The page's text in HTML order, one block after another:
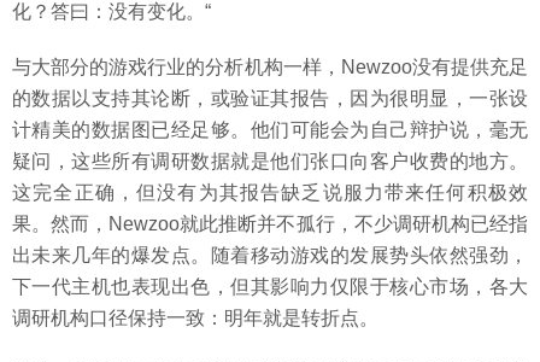
化？答曰：没有变化。“
与大部分的游戏行业的分析机构一样，Newzoo没有提供充足
的数据以支持其论断，或验证其报告，因为很明显，一张设
计精美的数据图已经足够。他们可能会为自己辩护说，毫无
疑问，这些所有调研数据就是他们张口向客户收费的地方。
这完全正确，但没有为其报告缺乏说服力带来任何积极效
果。然而，Newzoo就此推断并不孤行，不少调研机构已经指
出未来几年的爆发点。随着移动游戏的发展势头依然强劲，
下一代主机也表现出色，但其影响力仅限于核心市场，各大
调研机构口径保持一致：明年就是转折点。